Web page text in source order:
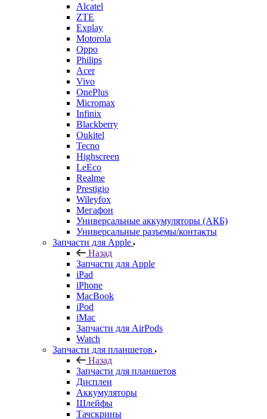
Motorola
Oppo
Philips
Acer
Vivo
OnePlus
Micromax
Infinix
Blackberry
Oukitel
Tecno
Highscreen
LeEco
Realme
Prestigio
Wileyfox
Мегафон
Универсальные аккумуляторы (АКБ)
Универсальные разъемы/контакты
Запчасти для Apple
Назад
Запчасти для Apple
iPad
iPhone
MacBook
iPod
iMac
Запчасти для AirPods
Watch
Запчасти для планшетов
Назад
Запчасти для планшетов
Дисплеи
Аккумуляторы
Шлейфы
Тачскрины
Корпуса (задние крышки)
Explay
Acer